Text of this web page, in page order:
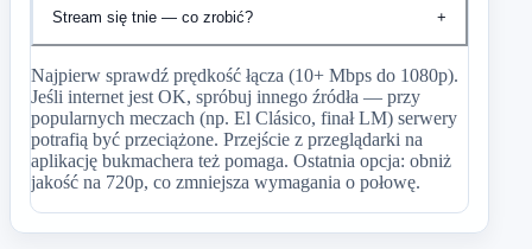
Stream się tnie — co zrobić? +
Najpierw sprawdź prędkość łącza (10+ Mbps do 1080p).
Jeśli internet jest OK, spróbuj innego źródła — przy
popularnych meczach (np. El Clásico, finał LM) serwery
potrafią być przeciążone. Przejście z przeglądarki na
aplikację bukmachera też pomaga. Ostatnia opcja: obniż
jakość na 720p, co zmniejsza wymagania o połowę.